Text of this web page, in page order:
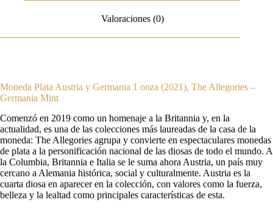
Valoraciones (0)
Moneda Plata Austria y Germania 1 onza (2021), The Allegories –
Germania Mint
Comenzó en 2019 como un homenaje a la Britannia y, en la
actualidad, es una de las colecciones más laureadas de la casa de la
moneda: The Allegories agrupa y convierte en espectaculares monedas
de plata a la personificación nacional de las diosas de todo el mundo. A
la Columbia, Britannia e Italia se le suma ahora Austria, un país muy
cercano a Alemania histórica, social y culturalmente. Austria es la
cuarta diosa en aparecer en la colección, con valores como la fuerza,
belleza y la lealtad como principales características de esta.